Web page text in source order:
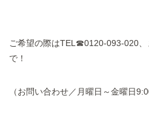
ご希望の際はTEL☎0120-093-020、
で！
（お問い合わせ／月曜日～金曜日